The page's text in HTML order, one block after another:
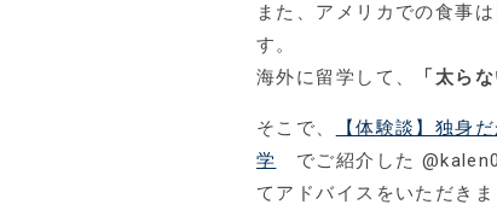
また、アメリカでの食事
す。
海外に留学して、
「太ら
そこで、
【体験談】独身
学 でご紹介した
てアドバイスをいただきま